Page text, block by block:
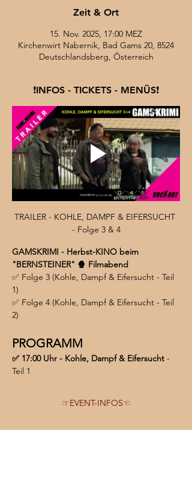
Zeit & Ort
15. Nov. 2025, 17:00 MEZ
Kirchenwirt Nabernik, Bad Gams 20, 8524
Deutschlandsberg, Österreich
❗INFOS - TICKETS - MENÜS❗
TRAILER - KOHLE, DAMPF & EIFERSUCHT
- Folge 3 & 4
GAMSKRIMI - Herbst-KINO beim
"BERNSTEINER" 🍿 Filmabend
✅ Folge 3 (Kohle, Dampf & Eifersucht - Teil
1)
✅ Folge 4 (Kohle, Dampf & Eifersucht - Teil
2)
PROGRAMM
✅ 17:00 Uhr - Kohle, Dampf & Eifersucht -
Teil 1
☞EVENT-INFOS☜